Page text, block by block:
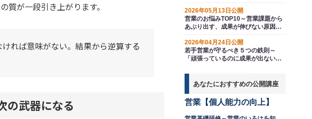
質が一段引き上がります。
れば意味がない。結果から逆算する
の武器になる
2026年05月13日公開
営業のお悩みTOP10～営業課題から
あぶり出す、成果が伸びない原因と
2026年04月24日公開
若手営業が守るべき５つの鉄則～
「頑張っているのに成果が出ない」
あなたにおすすめの公開講座
営業【個人能力の向上】